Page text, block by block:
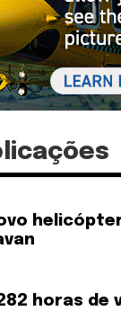
horas de